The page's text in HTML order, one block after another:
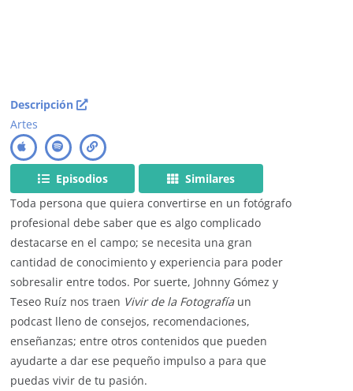
Descripción
Artes
Episodios
Similares
Toda persona que quiera convertirse en un fotógrafo
profesional debe saber que es algo complicado
destacarse en el campo; se necesita una gran
cantidad de conocimiento y experiencia para poder
sobresalir entre todos. Por suerte, Johnny Gómez y
Teseo Ruíz nos traen Vivir de la Fotografíaun
podcast lleno de consejos, recomendaciones,
enseñanzas; entre otros contenidos que pueden
ayudarte a dar ese pequeño impulso a para que
puedas vivir de tu pasión.